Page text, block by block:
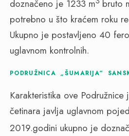
doznačeno je 1233 m bruto
potrebno u što kraćem roku
Ukupno je postavljeno 40
uglavnom kontrolnih.
PODRUŽNICA „ŠUMARIJA“
Karakteristika ove
četinara javlja uglavnom
2019.godini ukupno je